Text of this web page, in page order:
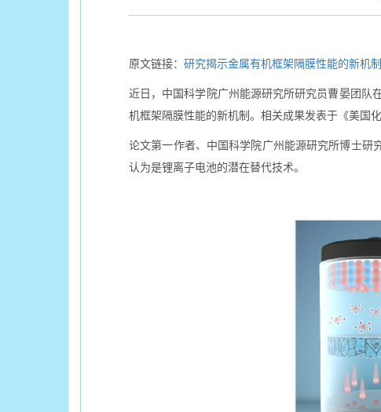
原文链接： 研究揭示金属有机框架隔膜性能的新机
近日，中国科学院广州能源研究所研究员曹晏团队
机框架隔膜性能的新机制。相关成果发表于《美国
论文第一作者、中国科学院广州能源研究所博士研
认为是锂离子电池的潜在替代技术。